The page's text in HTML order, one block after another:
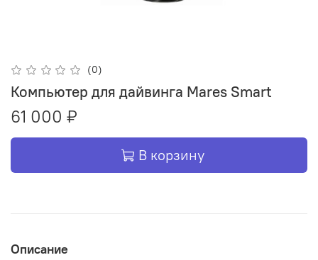
(0)
Компьютер для дайвинга Mares Smart
61 000 ₽
В корзину
Описание